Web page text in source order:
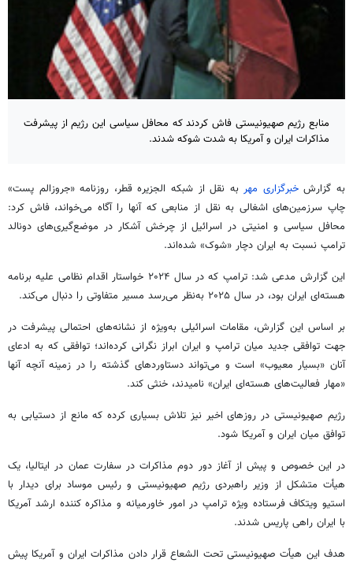
منابع رژیم صهیونیستی فاش کردند که محافل سیاسی این رژیم از پیشرفت
مذاکرات ایران و آمریکا به شدت شوکه شدند.
به گزارشخبرگزاری مهر به نقل از شبکه الجزیره قطر، روزنامه «جروزالم پست»
چاپ سرزمین‌های اشغالی به نقل از منابعی که آنها را آگاه می‌خواند، فاش کرد:
محافل سیاسی و امنیتی در اسرائیل از چرخش آشکار در موضع‌گیری‌های دونالد
ترامپ نسبت به ایران دچار «شوک» شده‌اند.
این گزارش مدعی شد: ترامپ که در سال ۲۰۲۴ خواستار اقدام نظامی علیه برنامه
هسته‌ای ایران بود، در سال ۲۰۲۵ به‌نظر می‌رسد مسیر متفاوتی را دنبال می‌کند.
بر اساس این گزارش، مقامات اسرائیلی به‌ویژه از نشانه‌های احتمالی پیشرفت در
جهت توافقی جدید میان ترامپ و ایران ابراز نگرانی کرده‌اند؛ توافقی که به ادعای
آنان «بسیار معیوب» است و می‌تواند دستاوردهای گذشته را در زمینه آنچه آنها
«مهار فعالیت‌های هسته‌ای ایران» نامیدند، خنثی کند.
رژیم صهیونیستی در روزهای اخیر نیز تلاش بسیاری کرده که مانع از دستیابی به
توافق میان ایران و آمریکا شود.
در این خصوص و پیش از آغاز دور دوم مذاکرات در سفارت عمان در ایتالیا، یک
هیأت متشکل از وزیر راهبردی رژیم صهیونیستی و رئیس موساد برای دیدار با
استیو ویتکاففرستاده ویژه ترامپ در امور خاورمیانه و مذاکره کننده ارشد آمریکا
با ایران راهی پاریس شدند.
هدف این هیأت صهیونیستی تحت الشعاعقرار دادن مذاکرات ایران و آمریکا پیش